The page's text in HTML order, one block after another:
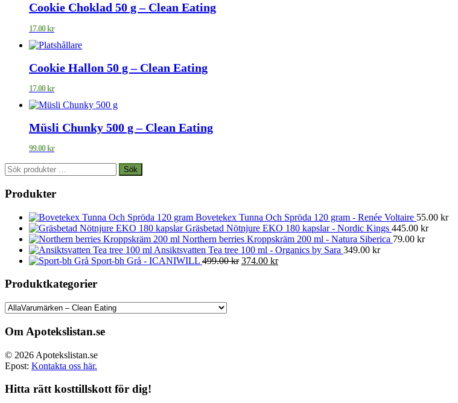
Cookie Choklad 50 g – Clean Eating
17.00kr
Cookie Hallon 50 g – Clean Eating
17.00kr
Müsli Chunky 500 g – Clean Eating
99.00kr
Sök
efter:
Sök
Produkter
Bovetekex Tunna Och Spröda 120 gram - Renée Voltaire 55.00 kr
Gräsbetad Nötnjure EKO 180 kapslar - Nordic Kings 445.00 kr
Northern berries Kroppskräm 200 ml - Natura Siberica 79.00 kr
Ansiktsvatten Tea tree 100 ml - Organics by Sara 349.00 kr
Sport-bh Grå - ICANIWILL 499.00kr Det
374.00 krDet
Produktkategorier
Om Apotekslistan.se
© 2026 Apotekslistan.se
Epost: Kontakta oss här.
Hitta rätt kosttillskott för dig!